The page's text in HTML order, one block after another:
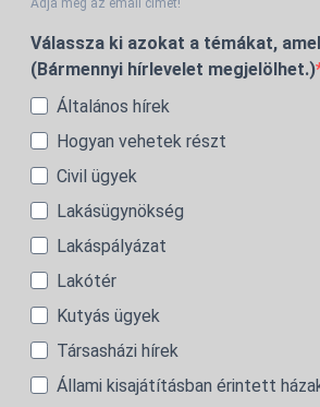
Adja meg az email címét!
Válassza ki azokat a témákat,
(Bármennyi hírlevelet megjelölhet.)
Általános hírek
Hogyan vehetek részt
Civil ügyek
Lakásügynökség
Lakáspályázat
Lakótér
Kutyás ügyek
Társasházi hírek
Állami kisajátításban érintett